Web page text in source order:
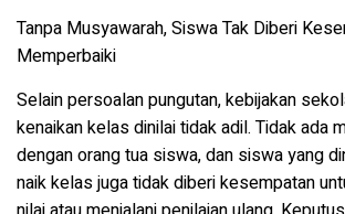
Tanpa Musyawarah, Siswa Tak Diberi
Memperbaiki
Selain persoalan pungutan, kebijakan
kenaikan kelas dinilai tidak adil. Tidak ada
dengan orang tua siswa, dan siswa yang
naik kelas juga tidak diberi kesempatan